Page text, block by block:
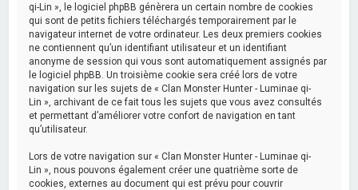
qi-Lin », le logiciel phpBB génèrera un certain nombre de cookies
qui sont de petits fichiers téléchargés temporairement par le
navigateur internet de votre ordinateur. Les deux premiers cookies
ne contiennent qu’un identifiant utilisateur et un identifiant
anonyme de session qui vous sont automatiquement assignés par
le logiciel phpBB. Un troisième cookie sera créé lors de votre
navigation sur les sujets de « Clan Monster Hunter - Luminae qi-
Lin », archivant de ce fait tous les sujets que vous avez consultés
et permettant d’améliorer votre confort de navigation en tant
qu’utilisateur.
Lors de votre navigation sur « Clan Monster Hunter - Luminae qi-
Lin », nous pouvons également créer une quatrième sorte de
cookies, externes au document qui est prévu pour couvrir